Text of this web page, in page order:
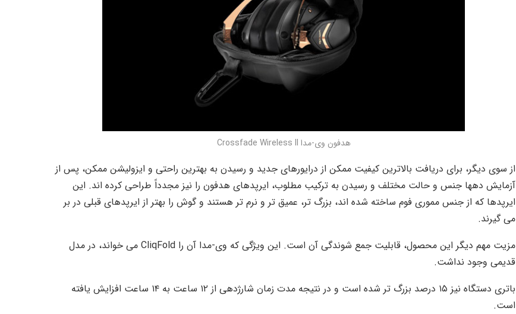
هدفون وی-مدا Crossfade Wireless II
از سوی دیگر، برای دریافت بالاترین کیفیت ممکن از درایورهای جدید و رسیدن به بهترین راحتی و ایزولیشن ممکن، پس از
آزمایش دهها جنس و حالت مختلف و رسیدن به ترکیب مطلوب، ایرپدهای هدفون را نیز مجدداً طراحی کرده اند. این
ایرپدها که از جنس مموری فوم ساخته شده اند، بزرگ تر، عمیق تر و نرم تر هستند و گوش را بهتر از ایرپدهای قبلی در بر
می گیرند.
مزیت مهم دیگر این محصول، قابلیت جمع شوندگی آن است. این ویژگی که وی-مدا آن را CliqFold می خواند، در مدل
قدیمی وجود نداشت.
باتری دستگاه نیز ۱۵ درصد بزرگ تر شده است و در نتیجه مدت زمان شارژدهی از ۱۲ ساعت به ۱۴ ساعت افزایش یافته
است.